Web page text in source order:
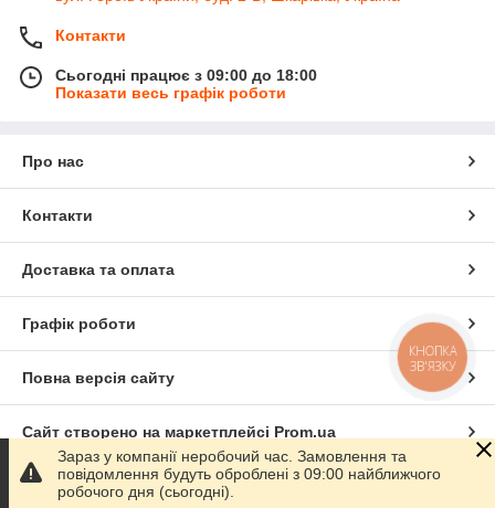
Контакти
Сьогодні працює з 09:00 до 18:00
Показати весь графік роботи
Про нас
Контакти
Доставка та оплата
Графік роботи
Повна версія сайту
Сайт створено на маркетплейсі Prom.ua
Політика конфіденційності
Зараз у компанії неробочий час. Замовлення та
повідомлення будуть оброблені з 09:00 найближчого
робочого дня (сьогодні).
КНОПКА
ЗВ'ЯЗКУ